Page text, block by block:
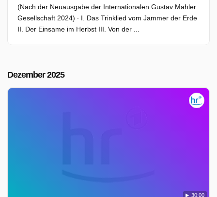
(Nach der Neuausgabe der Internationalen Gustav Mahler
Gesellschaft 2024) ∙ I. Das Trinklied vom Jammer der Erde
II. Der Einsame im Herbst III. Von der ...
Dezember 2025
30:00